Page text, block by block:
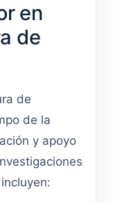
en
de
de
de la
y apoyo